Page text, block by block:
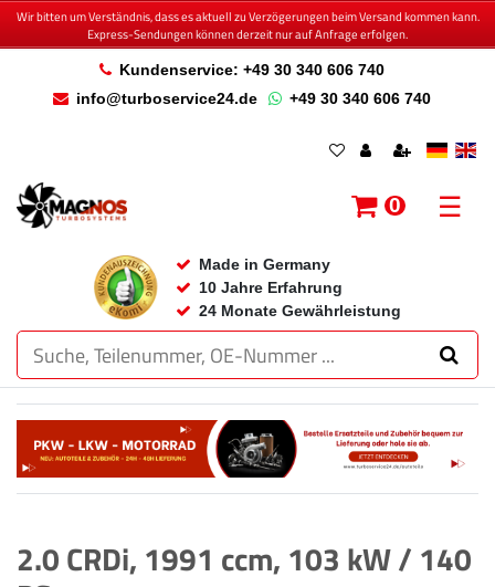
Wir bitten um Verständnis, dass es aktuell zu Verzögerungen beim Versand kommen kann.
Express-Sendungen können derzeit nur auf Anfrage erfolgen.
Kundenservice: +49 30 340 606 740
info@turboservice24.de
+49 30 340 606 740
Made in Germany
10 Jahre Erfahrung
24 Monate Gewährleistung
0 ☰
2.0 CRDi, 1991 ccm, 103 kW / 140